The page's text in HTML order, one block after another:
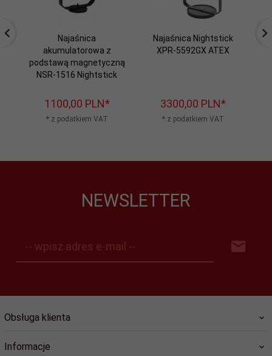
Najaśnica
akumulatorowa z
podstawą magnetyczną
NSR-1516 Nightstick
1100,00 PLN*
* z podatkiem VAT
Najaśnica Nightstick
XPR-5592GX ATEX
3300,00 PLN*
* z podatkiem VAT
NEWSLETTER
-- wpisz adres e-mail --
Obsługa klienta
Informacje